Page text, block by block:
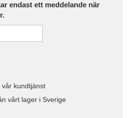
endast ett meddelande när
vår kundtjänst
vårt lager i Sverige